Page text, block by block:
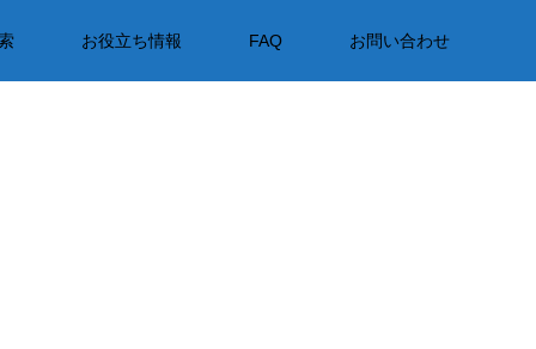
お役立ち情報 FAQ お問い合わせ